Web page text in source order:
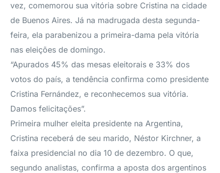
vez, comemorou sua vitória sobre Cristina na cidade
de Buenos Aires. Já na madrugada desta segunda-
feira, ela parabenizou a primeira-dama pela vitória
nas eleições de domingo.
“Apurados 45% das mesas eleitorais e 33% dos
votos do país, a tendência confirma como presidente
Cristina Fernández, e reconhecemos sua vitória.
Damos felicitações”.
Primeira mulher eleita presidente na Argentina,
Cristina receberá de seu marido, Néstor Kirchner, a
faixa presidencial no dia 10 de dezembro. O que,
segundo analistas, confirma a aposta dos argentinos